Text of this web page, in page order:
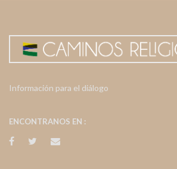
Información para el diálogo
ENCONTRANOS EN :